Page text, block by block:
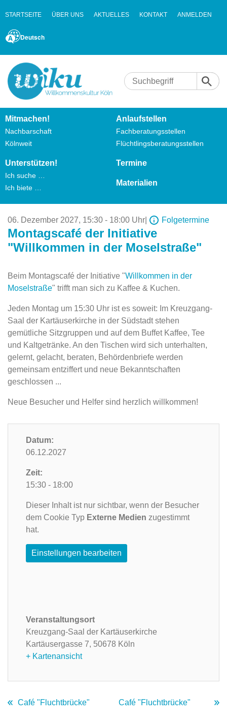
STARTSEITE ÜBER UNS AKTUELLES KONTAKT ANMELDEN
Deutsch
Mitmachen!
Nachbarschaft
Kölnweit
Anlaufstellen
Fachberatungsstellen
Flüchtlingsberatungsstellen
Unterstützen!
Ich suche …
Ich biete …
Termine
Materialien
06. Dezember 2027, 15:30 - 18:00 Uhr Folgetermine
Montagscafé der Initiative
"Willkommen in der Moselstraße"
Beim Montagscafé der Initiative "Willkommen in der
Moselstraße" trifft man sich zu Kaffee & Kuchen.
Jeden Montag um 15:30 Uhr ist es soweit: Im Kreuzgang-
Saal der Kartäuserkirche in der ‎Südstadt stehen
gemütliche Sitzgruppen und auf dem Buffet Kaffee, ‎Tee
und Kaltgetränke. An den Tischen wird sich unterhalten,
gelernt, gelacht, beraten, Behördenbriefe werden
gemeinsam entziffert und neue Bekanntschaften
‎geschlossen ...‎
Neue Besucher und Helfer sind herzlich willkommen!
Datum:
06.12.2027
Zeit:
15:30 - 18:00
Dieser Inhalt ist nur sichtbar, wenn der Besucher
dem Cookie Typ Externe Medien zugestimmt
hat.
Einstellungen bearbeiten
Veranstaltungsort
Kreuzgang-Saal der Kartäuserkirche
Kartäusergasse 7, 50678 Köln
+ Kartenansicht
Café "Fluchtbrücke" Café "Fluchtbrücke"